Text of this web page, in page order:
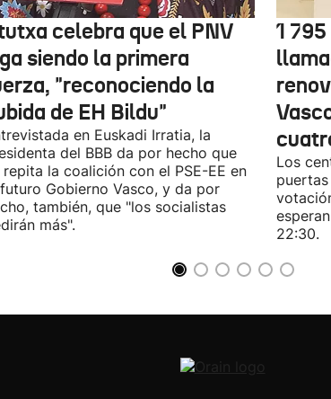
celebra que el PNV
siendo la primera
"reconociendo la
de EH Bildu"
en Euskadi Irratia, la
del BBB da por hecho que
repita la coalición con el PSE-EE en
Gobierno Vasco, y da por
también, que "los socialistas
más".
1
Los
22:30.